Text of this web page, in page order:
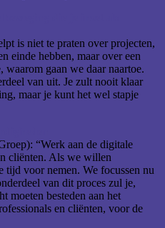
is niet te praten over projecten,
einde hebben, maar over een
waarom gaan we daar naartoe.
van uit. Je zult nooit klaar
maar je kunt het wel stapje
“Werk aan de digitale
cliënten. Als we willen
tijd voor nemen. We focussen nu
van dit proces zul je,
moeten besteden aan het
en cliënten, voor de